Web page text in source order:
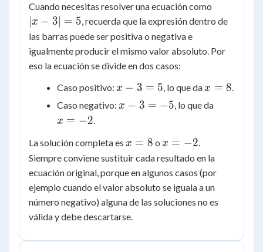
Cuando necesitas resolver una ecuación como
-
=
x − 3∣ = 5, recuerda que la expresión dentro de
las barras puede ser positiva o negativa e
igualmente producir el mismo valor absoluto. Por
eso la ecuación se divide en dos casos:
Caso positivo: x
5
x − 3 = 5, lo que dax
=
x = 8.
Caso negativo: x
=
-5
x − 3 = −5, lo que da
x = −2.
La solución completa es x
=
8
x = 8 o x
=
-2
x = −2.
Siempre conviene sustituir cada resultado en la
ecuación original, porque en algunos casos (por
ejemplo cuando el valor absoluto se iguala a un
número negativo) alguna de las soluciones no es
válida y debe descartarse.